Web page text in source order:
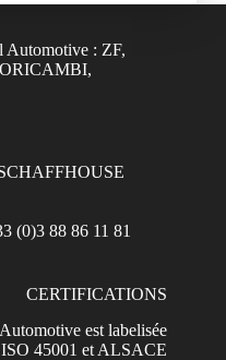
(0)3 88 86 11 81
CERTIFICATIONS